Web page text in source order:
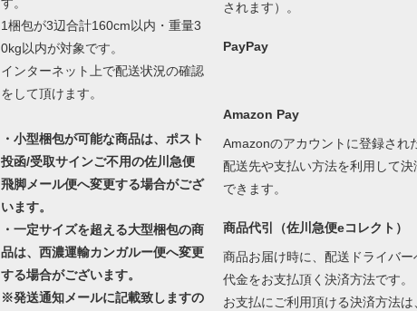
1梱包が3辺合計160cm以内・重量3
0kg以内が対象です。
インターネット上で配送状況の確認
をして頂けます。
・小型梱包が可能な商品は、ポスト
投函/受取サインご不用の佐川急便
飛脚メール便へ変更する場合がござ
います。
・一定サイズを超える大型梱包の商
品は、西濃運輸カンガルー便へ変更
する場合がございます。
※発送通知メールに記載致しますの
されます）。
PayPay
Amazon Pay
Amazonのアカウントに登録され
配送先や支払い方法を利用して決
できます。
商品代引（佐川急便eコレクト）
商品お届け時に、配送ドライバー
代金をお支払頂く決済方法です。
お支払にご利用頂ける決済方法は